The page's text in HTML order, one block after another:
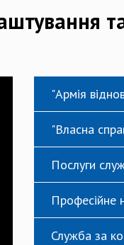
"Армія
"Власна
Послуги
Професійне
Служба за